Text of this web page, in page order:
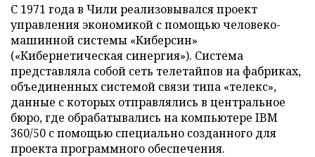
С 1971 года в Чили реализовывался проект
управления экономикой с помощью человеко-
машинной системы «Киберсин»
(«Кибернетическая синергия»). Система
представляла собой сеть телетайпов на фабриках,
объединенных системой связи типа «телекс»,
данные с которых отправлялись в центральное
бюро, где обрабатывались на компьютере IBM
360/50 с помощью специально созданного для
проекта программного обеспечения.